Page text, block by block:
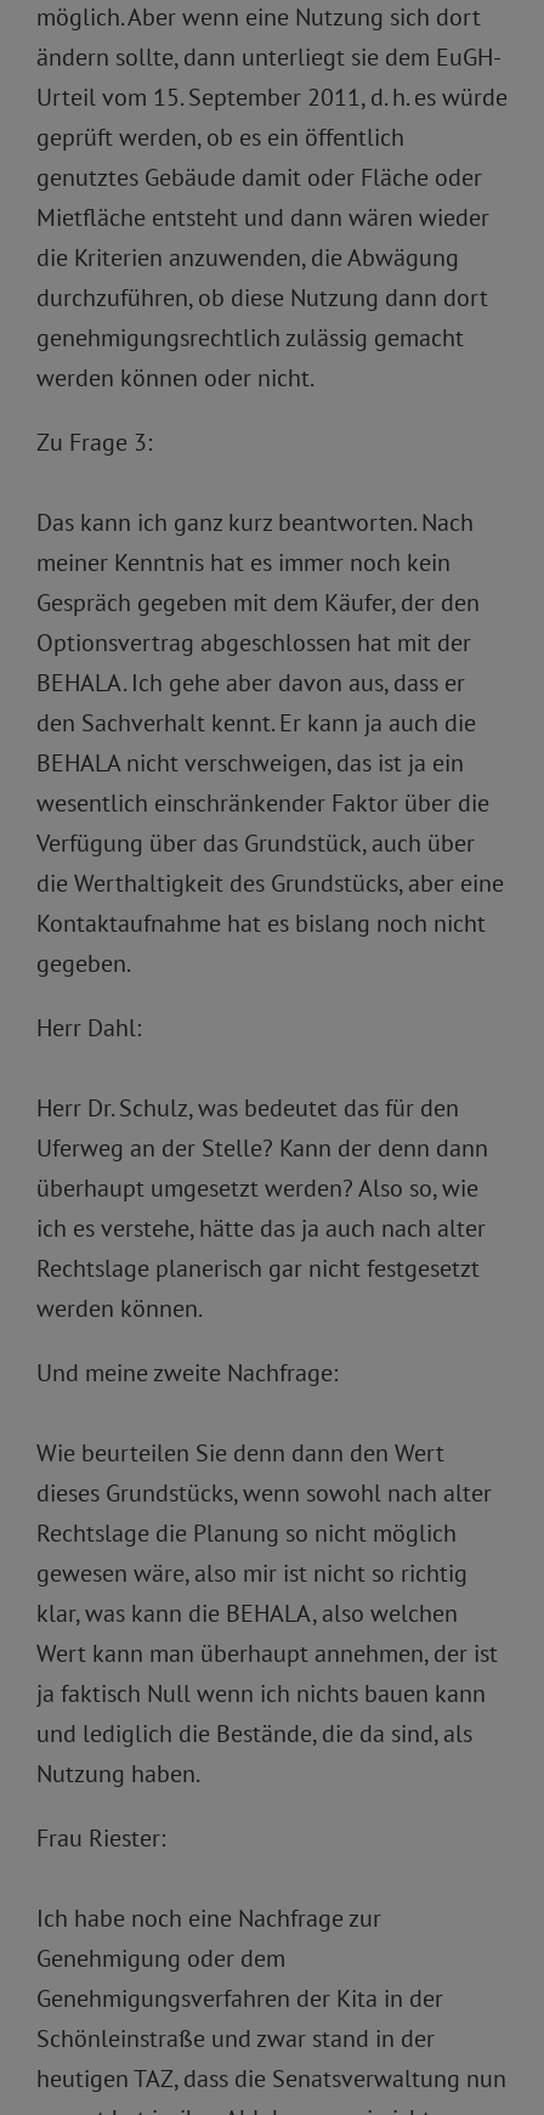
möglich. Aber wenn eine Nutzung sich dort
ändern sollte, dann unterliegt sie dem EuGH-
Urteil vom 15. September 2011, d. h. es würde
geprüft werden, ob es ein öffentlich
genutztes Gebäude damit oder Fläche oder
Mietfläche entsteht und dann wären wieder
die Kriterien anzuwenden, die Abwägung
durchzuführen, ob diese Nutzung dann dort
genehmigungsrechtlich zulässig gemacht
werden können oder nicht.
Zu Frage 3:
Das kann ich ganz kurz beantworten. Nach
meiner Kenntnis hat es immer noch kein
Gespräch gegeben mit dem Käufer, der den
Optionsvertrag abgeschlossen hat mit der
BEHALA. Ich gehe aber davon aus, dass er
den Sachverhalt kennt. Er kann ja auch die
BEHALA nicht verschweigen, das ist ja ein
wesentlich einschränkender Faktor über die
Verfügung über das Grundstück, auch über
die Werthaltigkeit des Grundstücks, aber eine
Kontaktaufnahme hat es bislang noch nicht
gegeben.
Herr Dahl:
Herr Dr. Schulz, was bedeutet das für den
Uferweg an der Stelle? Kann der denn dann
überhaupt umgesetzt werden? Also so, wie
ich es verstehe, hätte das ja auch nach alter
Rechtslage planerisch gar nicht festgesetzt
werden können.
Und meine zweite Nachfrage:
Wie beurteilen Sie denn dann den Wert
dieses Grundstücks, wenn sowohl nach alter
Rechtslage die Planung so nicht möglich
gewesen wäre, also mir ist nicht so richtig
klar, was kann die BEHALA, also welchen
Wert kann man überhaupt annehmen, der ist
ja faktisch Null wenn ich nichts bauen kann
und lediglich die Bestände, die da sind, als
Nutzung haben.
Frau Riester:
Ich habe noch eine Nachfrage zur
Genehmigung oder dem
Genehmigungsverfahren der Kita in der
Schönleinstraße und zwar stand in der
heutigen TAZ, dass die Senatsverwaltung nun